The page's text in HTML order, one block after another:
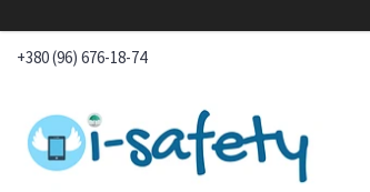
+380 (96) 676-18-74